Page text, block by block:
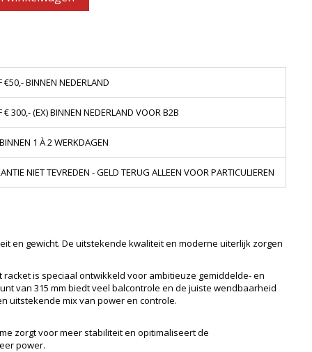
€50,- BINNEN NEDERLAND
300,- (EX) BINNEN NEDERLAND VOOR B2B
1 À 2 WERKDAGEN
NIET TEVREDEN - GELD TERUG ALLEEN VOOR PARTICULIEREN
en gewicht. De uitstekende kwaliteit en moderne uiterlijk zorgen
is speciaal ontwikkeld voor ambitieuze gemiddelde- en
van 315 mm biedt veel balcontrole en de juiste wendbaarheid
uitstekende mix van power en controle.
zorgt voor meer stabiliteit en opitimaliseert de
power.